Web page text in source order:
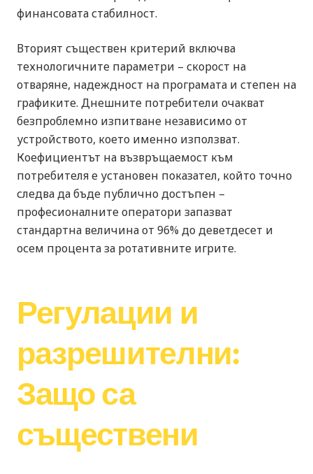
финансовата стабилност.
Вторият съществен критерий включва
технологичните параметри – скорост на
отваряне, надеждност на програмата и степен на
графиките. Днешните потребители очакват
безпроблемно изпитване независимо от
устройството, което именно използват.
Коефициентът на възвръщаемост към
потребителя е установен показател, който точно
следва да бъде публично достъпен –
професионалните оператори запазват
стандартна величина от 96% до деветдесет и
осем процента за ротативните игрите.
Регулации и
разрешителни:
Защо са
съществени